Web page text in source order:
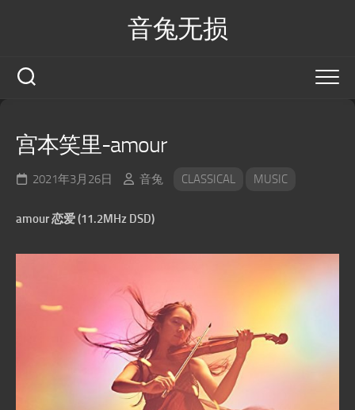
音兔无损
宫本笑里-amour
2021年3月26日 音兔 CLASSICAL MUSIC
amour 恋爱 (11.2MHz DSD)